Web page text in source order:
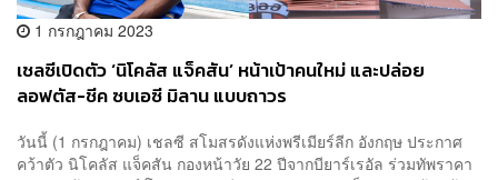
1 กรกฎาคม 2023
เชลซีเปิดตัว ‘นิโคลัส แจ็คสัน’ หน้าเป้าคนใหม่ และปล่อย
ลอฟตัส-ชีค ซบเอซี มิลาน แบบถาวร
วันนี้ (1 กรกฎาคม) เชลซี สโมสรดังแห่งพรีเมียร์ลีก อังกฤษ ประกาศ
คว้าตัว นิโคลัส แจ็คสัน กองหน้าวัย 22 ปีจากบียาร์เรอัล ร่วมทัพราคา